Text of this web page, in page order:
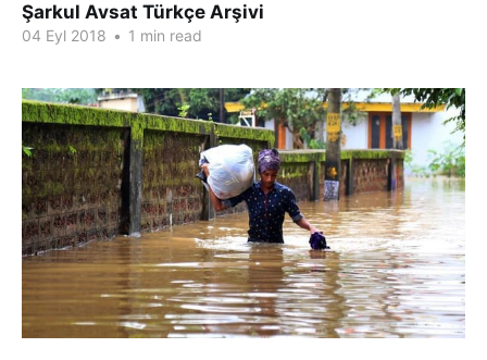
Şarkul Avsat Türkçe Arşivi
04 Eyl 2018 • 1 min read